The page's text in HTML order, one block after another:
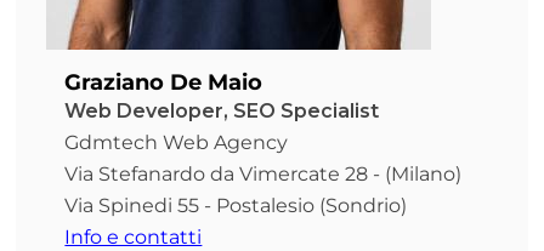
Graziano De Maio
Web Developer, SEO Specialist
Gdmtech Web Agency
Via Stefanardo da Vimercate 28 - (Milano)
Via Spinedi 55 - Postalesio (Sondrio)
Info e contatti